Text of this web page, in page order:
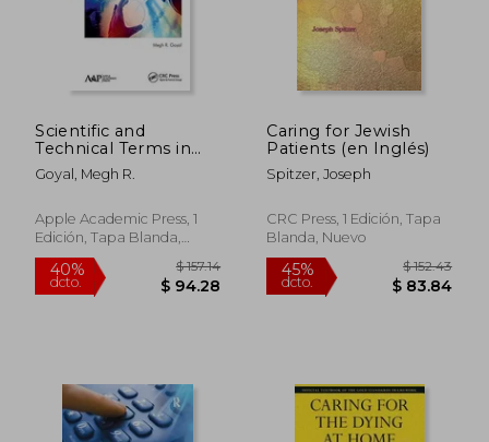
$ 194.83
Scientific and
Technical Terms in
Bioengineering and
Biological
Inglés)
Goyal, Megh R.
Apple Academic Press, 1
Edición, Tapa Blanda,
Nuevo
Caring for Jewish
Patients (en Inglés)
Spitzer, Joseph
CRC Press, 1 Edición, Tapa
Blanda, Nuevo